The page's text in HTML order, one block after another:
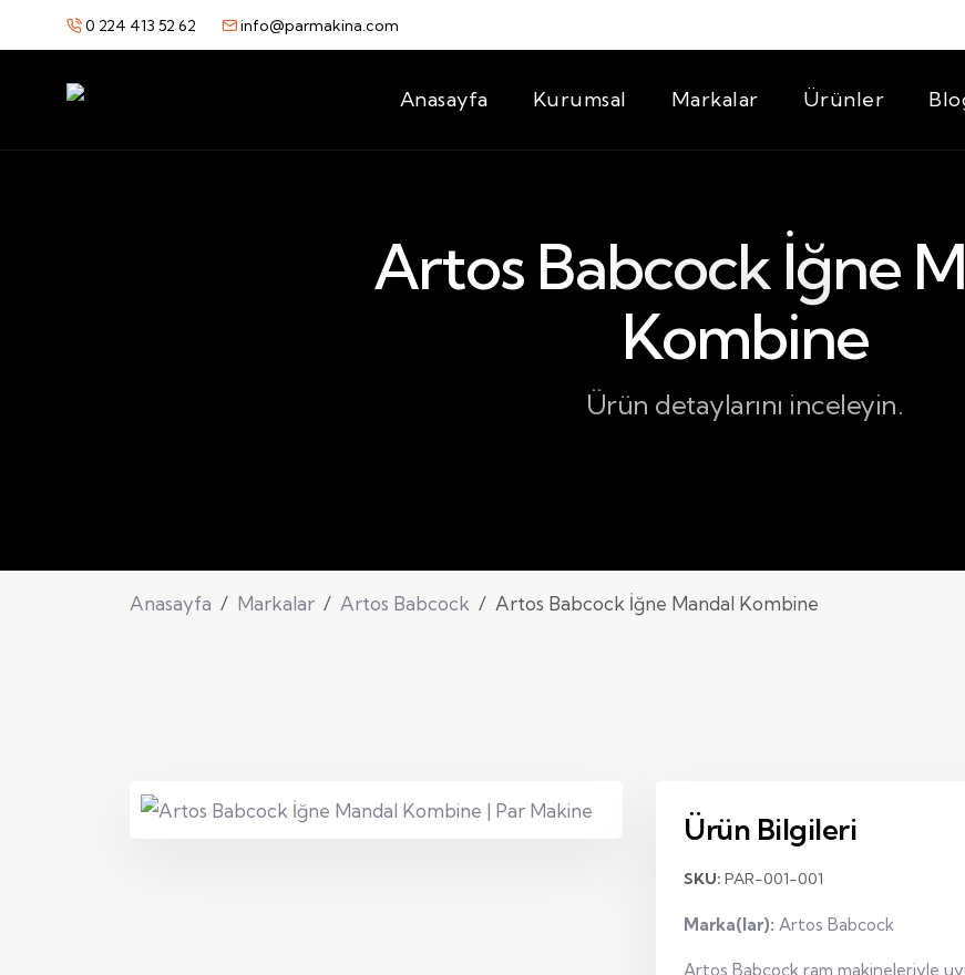
0 224 413 52 62 info@parmakina.com
Anasayfa Kurumsal Markalar Ürünler
Artos Babcock İğne
Kombine
Ürün detaylarını inceleyin.
Anasayfa Markalar Artos Babcock Artos Babcock İğne Mandal Kombine
Ürün Bilgileri
SKU: PAR-001-001
Marka(lar): Artos Babcock
Artos Babcock ram makineleriyle